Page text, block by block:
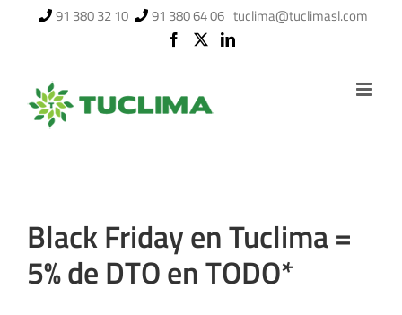
91 380 32 10 91 380 64 06 tuclima@tuclimasl.com
Black Friday en Tuclima =
5% de DTO en TODO*